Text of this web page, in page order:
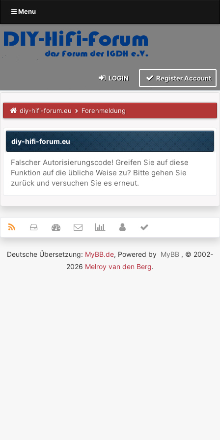
Menu
LOGIN Register Account
diy-hifi-forum.eu Forenmeldung
diy-hifi-forum.eu
Falscher Autorisierungscode! Greifen Sie auf diese
Funktion auf die übliche Weise zu? Bitte gehen Sie
zurück und versuchen Sie es erneut.
Deutsche Übersetzung: MyBB.de, Powered by MyBB , © 2002-
2026 Melroy van den Berg.